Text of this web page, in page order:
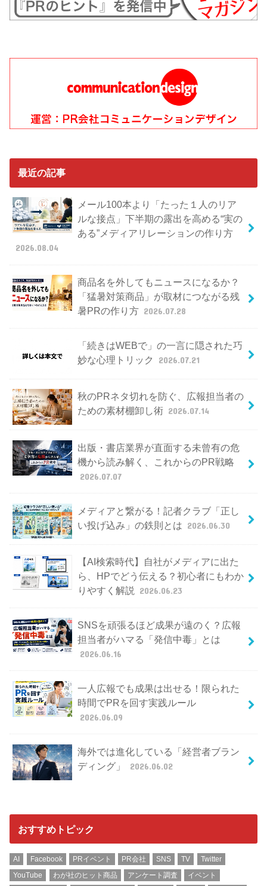
最近の記事
メール100本より「たった１人のリア
ルな接点」下半期の露出を高める“実の
ある”メディアリレーションの作り方
2026.08.04
商品名を外してもニュースになるか？
「猛暑対策商品」が取材につながる残
暑PRの作り方 2026.07.28
「続きはWEBで」の一言に隠された巧
妙な心理トリック
2026.07.21
秋のPRネタ切れを防ぐ、広報担当者の
ための素材棚卸し術 2026.07.14
出版・書店業界が直面する未曾有の危
機から読み解く、これからのPR戦略
2026.07.07
メディアと繋がる！記者クラブ「正し
い投げ込み」の鉄則とは 2026.06.30
【AI検索時代】自社がメディアに出た
ら、HPでどう伝える？初心者にもわか
りやすく解説
2026.06.23
SNSを頑張るほど成果が遠のく？広報
担当者がハマる「発信中毒」とは
2026.06.16
一人広報でも成果は出せる！限られた
時間でPRを回す実践ルール
2026.06.09
海外では進化している「経営者ブラン
ディング」
2026.06.02
おすすめトピック
AI Facebook PRイベント PR会社 SNS TV
Twitter
YouTube
わが社のヒット商品 アンケート調査
イベント